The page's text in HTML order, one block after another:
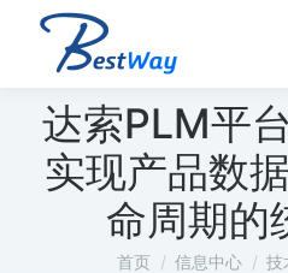
达索PLM平
实现产品数
命周期的
您在这里：
首页 信息中心 技